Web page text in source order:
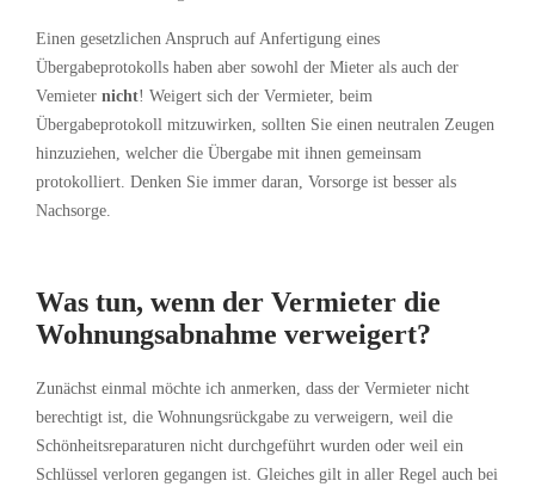
Einen gesetzlichen Anspruch auf Anfertigung eines
Übergabeprotokolls haben aber sowohl der Mieter als auch der
Vemieter nicht! Weigert sich der Vermieter, beim
Übergabeprotokoll mitzuwirken, sollten Sie einen neutralen Zeugen
hinzuziehen, welcher die Übergabe mit ihnen gemeinsam
protokolliert. Denken Sie immer daran, Vorsorge ist besser als
Nachsorge.
Was tun, wenn der Vermieter die
Wohnungsabnahme verweigert?
Zunächst einmal möchte ich anmerken, dass der Vermieter nicht
berechtigt ist, die Wohnungsrückgabe zu verweigern, weil die
Schönheitsreparaturen nicht durchgeführt wurden oder weil ein
Schlüssel verloren gegangen ist. Gleiches gilt in aller Regel auch bei